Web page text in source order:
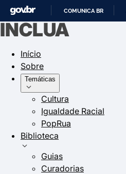
COMUNICA BR
INCLUA
Início
Sobre
Temáticas
Cultura
Igualdade Racial
PopRua
Biblioteca
Guias
Curadorias